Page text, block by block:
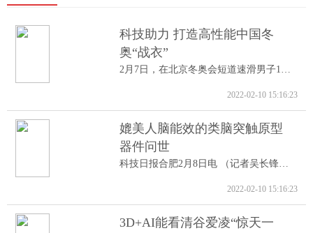
科技助力 打造高性能中国冬
奥“战衣”
2月7日，在北京冬奥会短道速滑男子1000米A...
2022-02-10 15:16:23
媲美人脑能效的类脑突触原型
器件问世
科技日报合肥2月8日电 （记者吴长锋）8日...
2022-02-10 15:16:23
3D+AI能看清谷爱凌“惊天一